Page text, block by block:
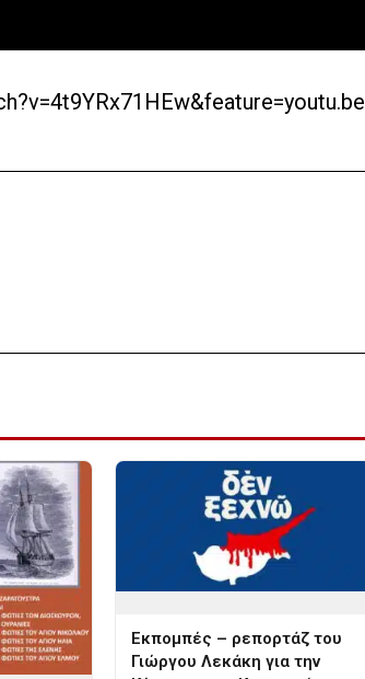
Εκπομπές – ρεπορτάζ του
Γιώργου Λεκάκη για την